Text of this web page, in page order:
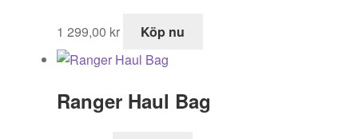
1 299,00 kr Köp nu
Ranger Haul Bag